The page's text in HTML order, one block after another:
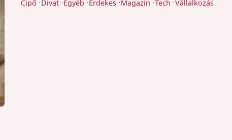
Cipő Divat Egyéb Érdekes Magazin Tech Vállalkozás